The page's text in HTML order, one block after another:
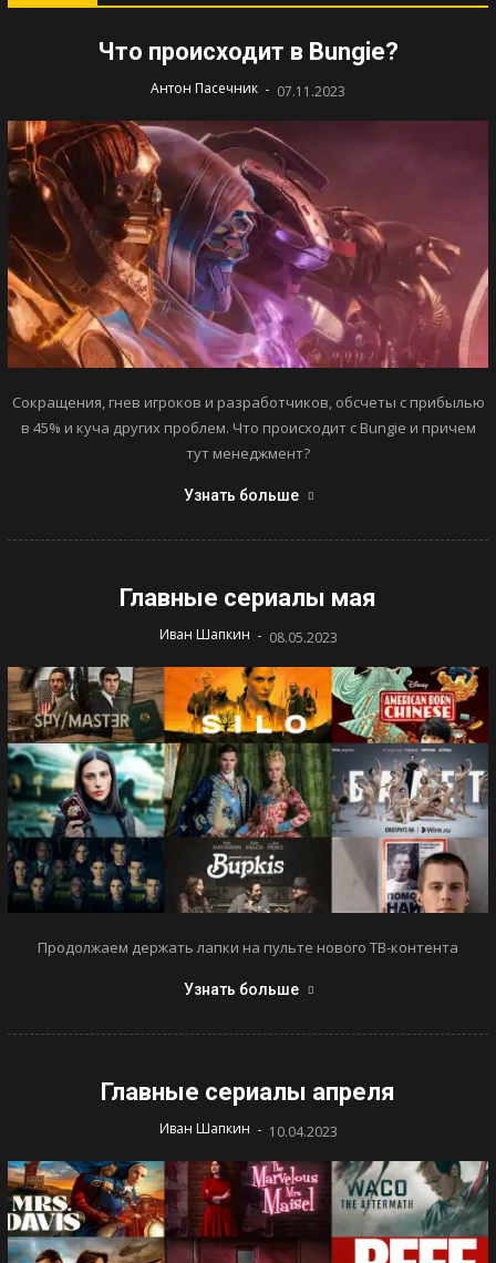
Что происходит в Bungie?
Антон Пасечник - 07.11.2023
Сокращения, гнев игроков и разработчиков, обсчеты с прибылью
в 45% и куча других проблем. Что происходит с Bungie и причем
тут менеджмент?
Узнать больше
Главные сериалы мая
Иван Шапкин - 08.05.2023
Продолжаем держать лапки на пульте нового ТВ-контента
Узнать больше
Главные сериалы апреля
Иван Шапкин - 10.04.2023